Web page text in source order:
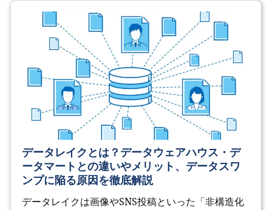
データレイクとは？データウェアハウス・デ
ータマートとの違いやメリット、データスワ
ンプに陥る原因を徹底解説
データレイクは画像やSNS投稿といった「非構造化